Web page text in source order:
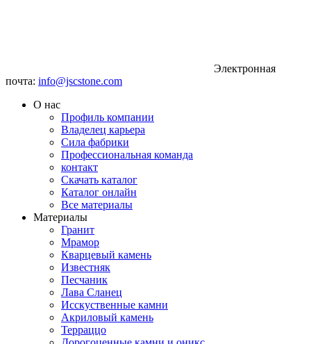
Электронная
почта: info@jscstone.com
О нас
Профиль компании
Владелец карьера
Сила фабрики
Профессиональная команда
контакт
Скачать каталог
Каталог онлайн
Все материалы
Материалы
Гранит
Мрамор
Кварцевый камень
Известняк
Песчаник
Лава Сланец
Исскуственные камни
Акриловый камень
Терраццо